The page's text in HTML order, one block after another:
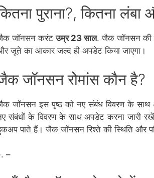
पुराना?, कितना
जॉनसन करंटउम्र 23 साल. जैक जॉनसन की
जूते का आकार जल्द ही अपडेट किया जाएगा।
जॉनसन रोमांस कौन है?
जॉनसन इस पृष्ठ को नए संबंध विवरण के साथ
संबंधों के विवरण के साथ अपडेट करना जारी
पाते हैं। जैक जॉनसन रिश्ते की स्थिति और
–